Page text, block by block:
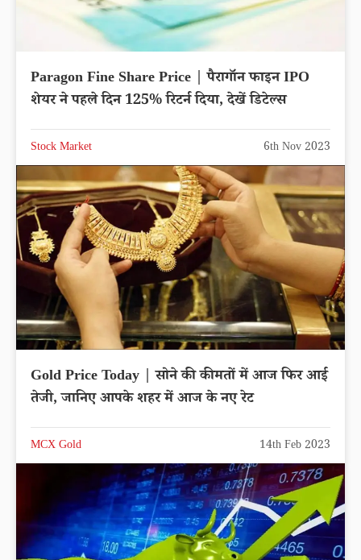
Paragon Fine Share Price | पैरागॉन फाइन IPO
शेयर ने पहले दिन 125% रिटर्न दिया, देखें डिटेल्स
Stock Market 6th Nov 2023
Gold Price Today | सोने की कीमतों में आज फिर आई
तेजी, जानिए आपके शहर में आज के नए रेट
MCX Gold 14th Feb 2023